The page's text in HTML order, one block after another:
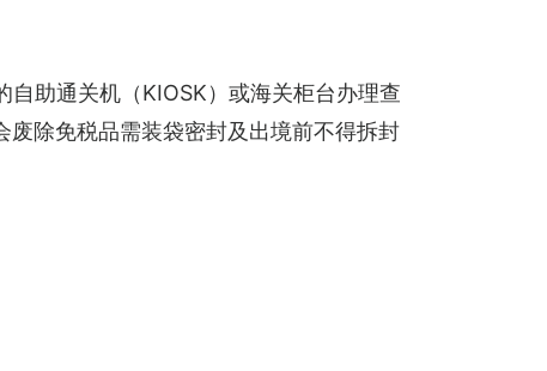
助通关机（KIOSK）或海关柜台办理查
除免税品需装袋密封及出境前不得拆封